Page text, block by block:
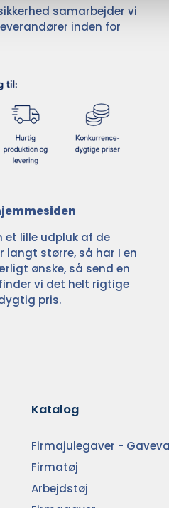
samarbejder vi
inden for
et lille udpluk af de
langt større, så har I en
ønske, så send en
vi det helt rigtige
pris.
Katalog
Firmajulegaver -
Firmatøj
Arbejdstøj